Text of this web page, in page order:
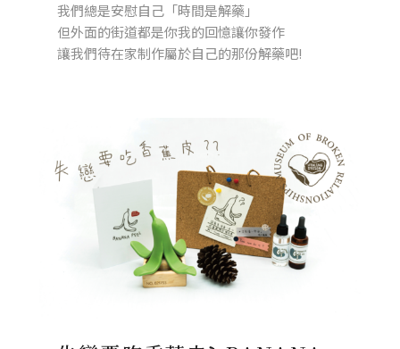
我們總是安慰自己「時間是解藥」
但外面的街道都是你我的回憶讓你發作
讓我們待在家制作屬於自己的那份解藥吧!